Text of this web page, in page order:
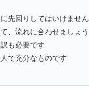
に先回りしてはいけません
、流れに合わせましょう
も必要です
で充分なものです